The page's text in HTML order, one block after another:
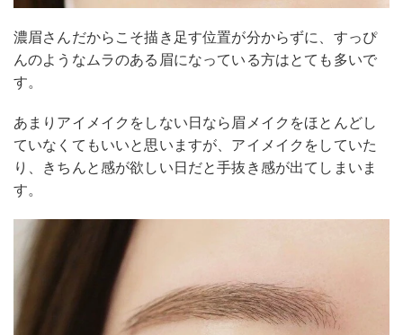
濃眉さんだからこそ描き足す位置が分からずに、すっぴ
んのようなムラのある眉になっている方はとても多いで
す。
あまりアイメイクをしない日なら眉メイクをほとんどし
ていなくてもいいと思いますが、アイメイクをしていた
り、きちんと感が欲しい日だと手抜き感が出てしまいま
す。